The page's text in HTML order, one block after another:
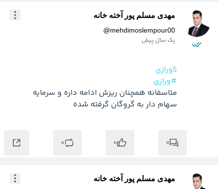
مهدی مسلم پور آخته خانه
@mehdimoslempour00
یک سال پیش
$ورازی
#ورازی
سهام دار به گروگان گرفته شده
0
0
0
مهدی مسلم پور آخته خانه